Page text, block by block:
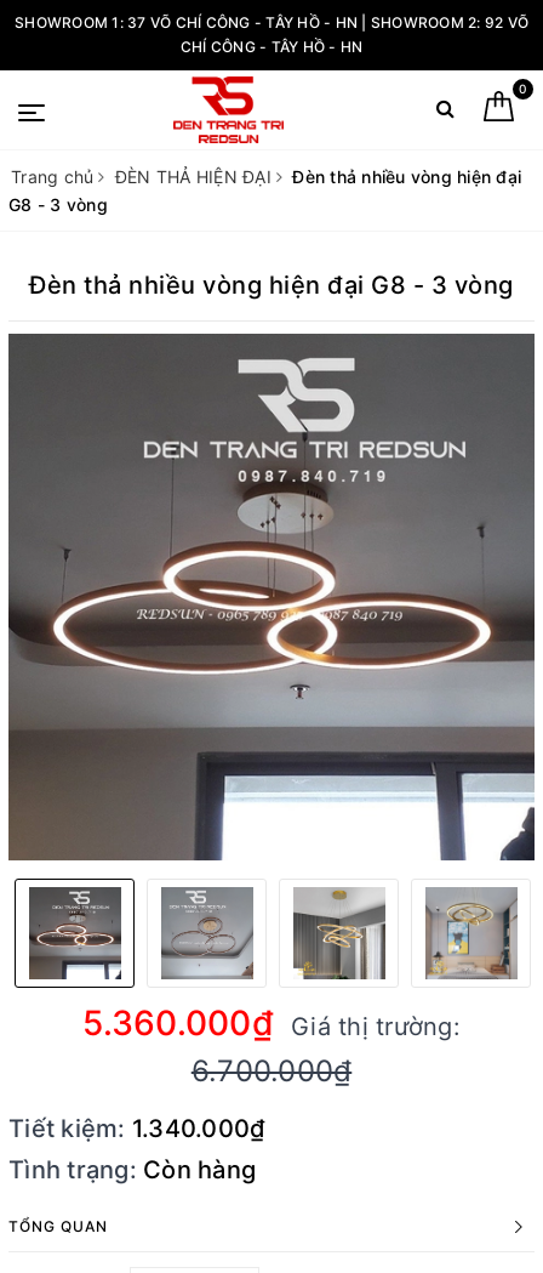
SHOWROOM 1: 37 VÕ CHÍ CÔNG - TÂY HỒ - HN | SHOWROOM 2: 92 VÕ
CHÍ CÔNG - TÂY HỒ - HN
0
Trang chủ ĐÈN THẢ HIỆN ĐẠI
Đèn thả nhiều vòng hiện đại
G8 - 3 vòng
Đèn thả nhiều vòng hiện đại G8 - 3 vòng
5.360.000₫ Giá thị trường:
6.700.000₫
Tiết kiệm: 1.340.000₫
Tình trạng: Còn hàng
TỔNG QUAN